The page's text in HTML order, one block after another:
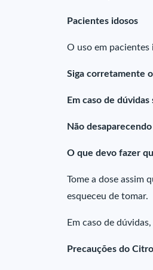
Pacientes idosos
O uso em pacientes
Siga corretamente
Em caso de
Não
O que devo fazer
Tome a dose assim
esqueceu de tomar.
Em caso de
Precauções do